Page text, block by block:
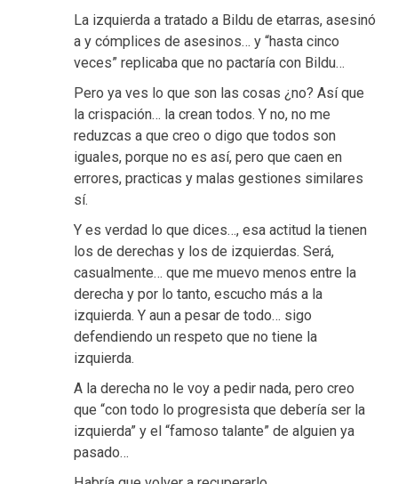
La izquierda a tratado a Bildu de etarras, asesinó
a y cómplices de asesinos… y “hasta cinco
veces” replicaba que no pactaría con Bildu…
Pero ya ves lo que son las cosas ¿no? Así que
la crispación… la crean todos. Y no, no me
reduzcas a que creo o digo que todos son
iguales, porque no es así, pero que caen en
errores, practicas y malas gestiones similares
sí.
Y es verdad lo que dices…, esa actitud la tienen
los de derechas y los de izquierdas. Será,
casualmente… que me muevo menos entre la
derecha y por lo tanto, escucho más a la
izquierda. Y aun a pesar de todo… sigo
defendiendo un respeto que no tiene la
izquierda.
A la derecha no le voy a pedir nada, pero creo
que “con todo lo progresista que debería ser la
izquierda” y el “famoso talante” de alguien ya
pasado…